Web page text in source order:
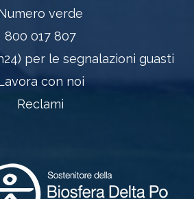
verde
800 017 807
per le segnalazioni guasti
con noi
Reclami